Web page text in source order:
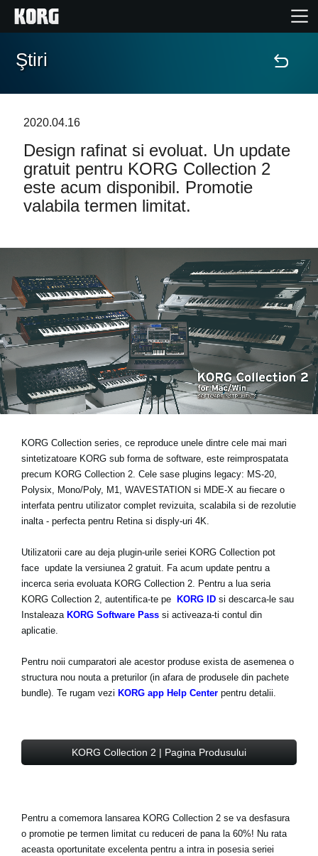
În Prim Plan
Eveniment
Găsește un Magazin
Ştiri
Locaţie
Social Media
Ştiri
2020.04.16
Design rafinat si evoluat. Un update
gratuit pentru KORG Collection 2
este acum disponibil. Promotie
valabila termen limitat.
KORG Collection series, ce reproduce unele dintre cele mai mari
sintetizatoare KORG sub forma de software, este reimprospatata
precum KORG Collection 2. Cele sase plugins legacy: MS-20,
Polysix, Mono/Poly, M1, WAVESTATION si MDE-X au fiecare o
interfata pentru utilizator complet revizuita, scalabila si de rezolutie
inalta- perfecta pentru Retina si disply-uri 4K.
Utilizatorii care au deja plugin-urile seriei KORG Collection pot
face update la versiunea 2 gratuit. Fa acum update pentru a
incerca seria evoluata KORG Collection 2. Pentru a lua seria
KORG Collection 2, autentifica-te pe
KORG ID si descarca-le sau
Instaleaza KORG Software Pass si activeaza-ti contul din
aplicatie.
Pentru noii cumparatori ale acestor produse exista de asemenea o
structura nou nouta a preturilor (in afara de produsele din pachete
bundle). Te rugam vezi KORG app Help Center pentru detalii.
KORG Collection 2 | Pagina Produsului
Pentru a comemora lansarea KORG Collection 2 se va desfasura
o promotie pe termen limitat cu reduceri de pana la 60%! Nu rata
aceasta oportunitate excelenta pentru a intra in posesia seriei